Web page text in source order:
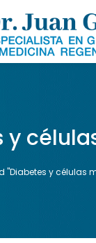
y
"Diabetes y células